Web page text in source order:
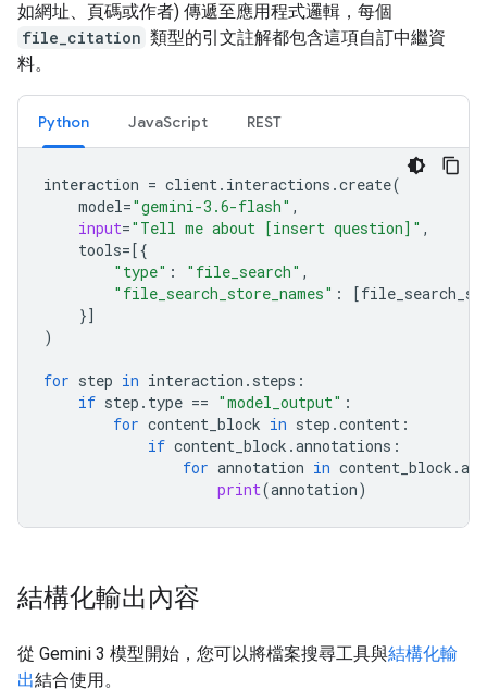
如網址、頁碼或作者) 傳遞至應用程式邏輯，每個
file_citation 類型的引文註解都包含這項自訂中繼資
料。
Python JavaScript REST
interaction = client. interactions .create(
model="gemini-3.6-flash" ,
input="Tell me about [insert question]" ,
tools=[{
"type" : "file_search" ,
"file_search_store_names" : [
}]
)
for step in interaction . steps :
if step . type == "model_output" :
for content_block in step .content :
if content_block .annotations :
for annotation in content_block .
print(annotation)
結構化輸出內容
從 Gemini 3 模型開始，您可以將檔案搜尋工具與結構化輸
出結合使用。